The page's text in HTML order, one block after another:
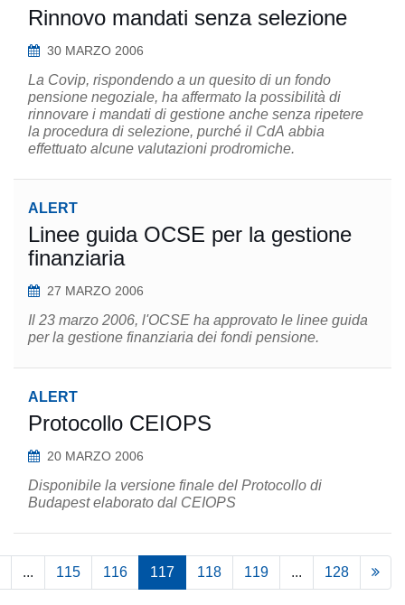
Rinnovo mandati senza selezione
30 MARZO 2006
La Covip, rispondendo a un quesito di un fondo
pensione negoziale, ha affermato la possibilità di
rinnovare i mandati di gestione anche senza ripetere
la procedura di selezione, purché il CdA abbia
effettuato alcune valutazioni prodromiche.
ALERT
Linee guida OCSE per la gestione
finanziaria
27 MARZO 2006
Il 23 marzo 2006, l'OCSE ha approvato le linee guida
per la gestione finanziaria dei fondi pensione.
ALERT
Protocollo CEIOPS
20 MARZO 2006
Disponibile la versione finale del Protocollo di
Budapest elaborato dal CEIOPS
... 115 116 117 118 119 ... 128